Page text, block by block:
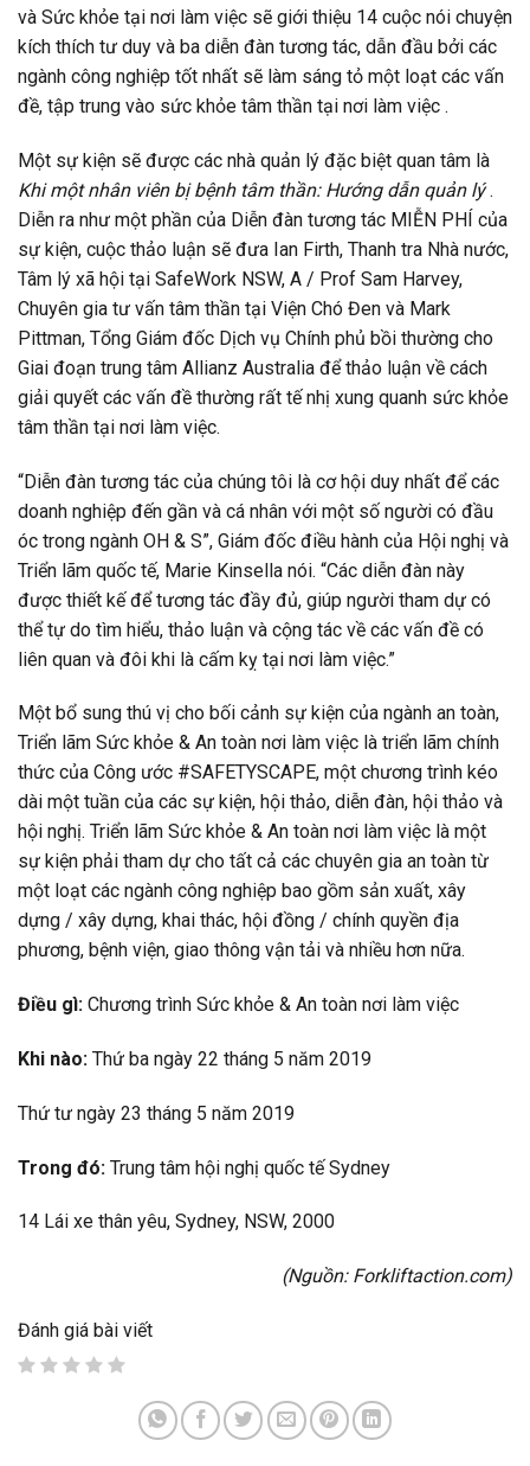
và Sức khỏe tại nơi làm việc sẽ giới thiệu 14 cuộc nói chuyện
kích thích tư duy và ba diễn đàn tương tác, dẫn đầu bởi các
ngành công nghiệp tốt nhất sẽ làm sáng tỏ một loạt các vấn
đề, tập trung vào sức khỏe tâm thần tại nơi làm việc .
Một sự kiện sẽ được các nhà quản lý đặc biệt quan tâm là
Khi một nhân viên bị bệnh tâm thần: Hướng dẫn quản lý.
Diễn ra như một phần của Diễn đàn tương tác MIỄN PHÍ của
sự kiện, cuộc thảo luận sẽ đưa Ian Firth, Thanh tra Nhà nước,
Tâm lý xã hội tại SafeWork NSW, A / Prof Sam Harvey,
Chuyên gia tư vấn tâm thần tại Viện Chó Đen và Mark
Pittman, Tổng Giám đốc Dịch vụ Chính phủ bồi thường cho
Giai đoạn trung tâm Allianz Australia để thảo luận về cách
giải quyết các vấn đề thường rất tế nhị xung quanh sức khỏe
tâm thần tại nơi làm việc.
“Diễn đàn tương tác của chúng tôi là cơ hội duy nhất để các
doanh nghiệp đến gần và cá nhân với một số người có đầu
óc trong ngành OH & S”, Giám đốc điều hành của Hội nghị và
Triển lãm quốc tế, Marie Kinsella nói. “Các diễn đàn này
được thiết kế để tương tác đầy đủ, giúp người tham dự có
thể tự do tìm hiểu, thảo luận và cộng tác về các vấn đề có
liên quan và đôi khi là cấm kỵ tại nơi làm việc.”
Một bổ sung thú vị cho bối cảnh sự kiện của ngành an toàn,
Triển lãm Sức khỏe & An toàn nơi làm việc là triển lãm chính
thức của Công ước #SAFETYSCAPE, một chương trình kéo
dài một tuần của các sự kiện, hội thảo, diễn đàn, hội thảo và
hội nghị. Triển lãm Sức khỏe & An toàn nơi làm việc là một
sự kiện phải tham dự cho tất cả các chuyên gia an toàn từ
một loạt các ngành công nghiệp bao gồm sản xuất, xây
dựng / xây dựng, khai thác, hội đồng / chính quyền địa
phương, bệnh viện, giao thông vận tải và nhiều hơn nữa.
Điều gì: Chương trình Sức khỏe & An toàn nơi làm việc
Khi nào: Thứ ba ngày 22 tháng 5 năm 2019
Thứ tư ngày 23 tháng 5 năm 2019
Trong đó: Trung tâm hội nghị quốc tế Sydney
14 Lái xe thân yêu, Sydney, NSW, 2000
(Nguồn: Forkliftaction.com)
Đánh giá bài viết